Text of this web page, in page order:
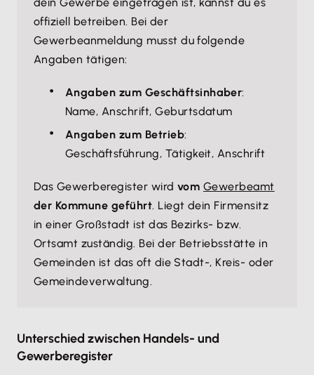
offiziell betreiben. Bei der
Gewerbeanmeldung musst du folgende
Angaben tätigen:
Angaben zum Geschäftsinhaber:
Name, Anschrift, Geburtsdatum
Angaben zum Betrieb:
Geschäftsführung, Tätigkeit, Anschrift
Das Gewerberegister wird vom Gewerbeamt
der Kommune geführt. Liegt dein Firmensitz
in einer Großstadt ist das Bezirks- bzw.
Ortsamt zuständig. Bei der Betriebsstätte in
Gemeinden ist das oft die Stadt-, Kreis- oder
Gemeindeverwaltung.
Unterschied zwischen Handels- und
Gewerberegister